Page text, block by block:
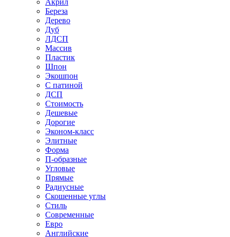
Акрил
Береза
Дерево
Дуб
ЛДСП
Массив
Пластик
Шпон
Экошпон
С патиной
ДСП
Стоимость
Дешевые
Дорогие
Эконом-класс
Элитные
Форма
П-образные
Угловые
Прямые
Радиусные
Скошенные углы
Стиль
Современные
Евро
Английские